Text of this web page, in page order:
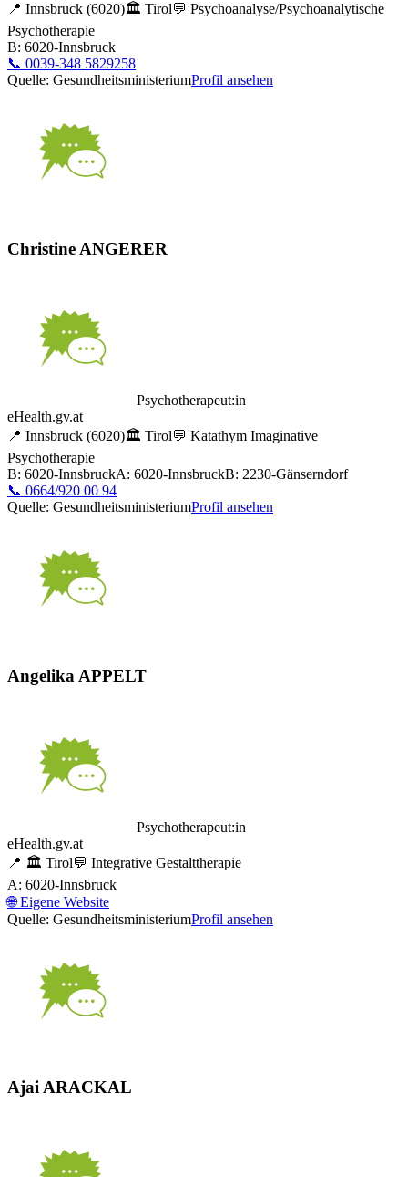
📍 Innsbruck (6020)🏛️ Tirol💬 Psychoanalyse/Psychoanalytische
Psychotherapie
B: 6020-Innsbruck
📞 0039-348 5829258
Quelle: GesundheitsministeriumProfil ansehen
Christine ANGERER
Psychotherapeut:in
eHealth.gv.at
📍 Innsbruck (6020)🏛️ Tirol💬 Katathym Imaginative
Psychotherapie
B: 6020-InnsbruckA: 6020-InnsbruckB: 2230-Gänserndorf
📞 0664/920 00 94
Quelle: GesundheitsministeriumProfil ansehen
Angelika APPELT
Psychotherapeut:in
eHealth.gv.at
📍 🏛️ Tirol💬 Integrative Gestalttherapie
A: 6020-Innsbruck
🌐Eigene Website
Quelle: GesundheitsministeriumProfil ansehen
Ajai ARACKAL